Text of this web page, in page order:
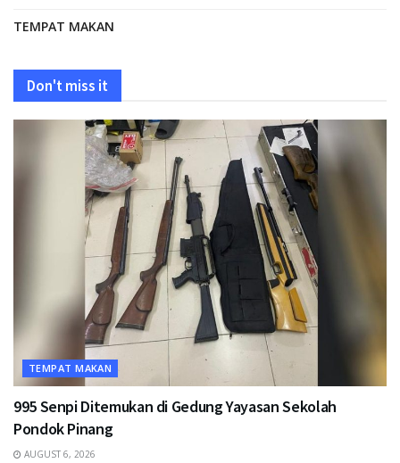
TEMPAT MAKAN
Don't miss it
TEMPAT MAKAN
995 Senpi Ditemukan di Gedung Yayasan Sekolah
Pondok Pinang
AUGUST 6, 2026